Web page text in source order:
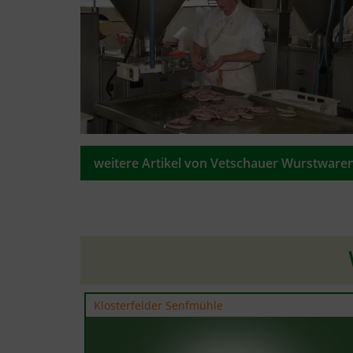
weitere Artikel von Vetschauer
Klosterfelder Senfmühle